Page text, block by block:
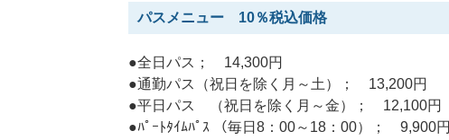
パスメニュー 10％税込価格
●全日パス； 14,300円
●通勤パス（祝日を除く月～土）； 13,200円
●平日パス （祝日を除く月～金）； 12,100円
●ﾊﾟｰﾄﾀｲﾑﾊﾟｽ （毎日8：00～18：00）； 9,900円